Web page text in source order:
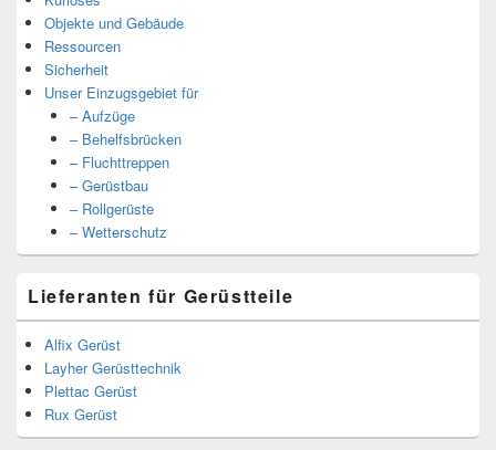
Objekte und Gebäude
Ressourcen
Sicherheit
Unser Einzugsgebiet für
– Aufzüge
– Behelfsbrücken
– Fluchttreppen
– Gerüstbau
– Rollgerüste
– Wetterschutz
Lieferanten für Gerüstteile
Alfix Gerüst
Layher Gerüsttechnik
Plettac Gerüst
Rux Gerüst